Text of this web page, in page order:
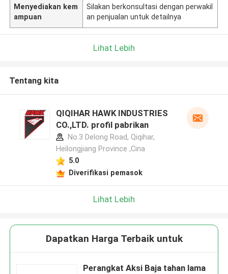
Menyediakan kem
ampuan
Silakan berkonsultasi dengan perwakil
an penjualan untuk detailnya
Lihat Lebih
Tentang kita
QIQIHAR HAWK INDUSTRIES
CO.,LTD. profil pabrikan
No.3 Delong Road, Qiqihar,
Heilongjiang Province ,Cina
5.0
Diverifikasi pemasok
Lihat Lebih
Dapatkan Harga Terbaik untuk
Perangkat Aksi Baja tahan lama